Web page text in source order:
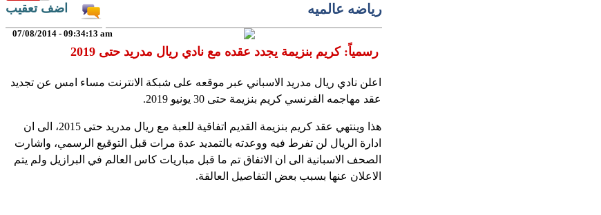
رياضه عالميه اضف تعقيب
07/08/2014 - 09:34:13 am
رسمياً: كريم بنزيمة يجدد عقده مع نادي ريال مدريد حتى 2019
اعلن نادي ريال مدريد الاسباني عبر موقعه على شبكة الانترنت مساء امس عن تجديد
عقد مهاجمه الفرنسي كريم بنزيمة حتى 30 يونيو 2019.
هذا وينتهي عقد كريم بنزيمة القديم اتفاقية للعبة مع ريال مدريد حتى 2015، الى ان
ادارة الريال لن تفرط فيه ووعدته بالتمديد عدة مرات قبل التوقيع الرسمي، واشارت
الصحف الاسبانية الى ان الاتفاق تم ما قبل مباريات كاس العالم في البرازيل ولم يتم
الاعلان عنها بسبب بعض التفاصيل العالقة.